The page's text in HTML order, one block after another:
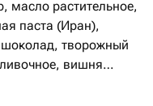
масло растительное,
паста (Иран),
шоколад, творожный
вишня
паста.